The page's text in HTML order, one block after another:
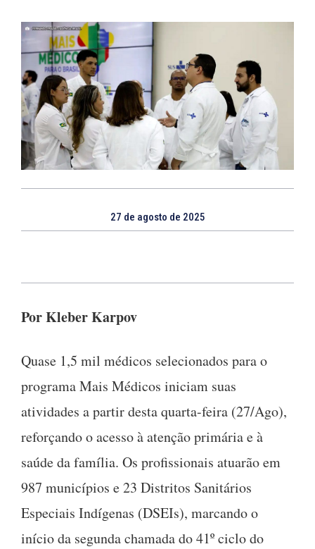
27 de agosto de 2025
Por Kleber Karpov
Quase 1,5 mil médicos selecionados para o
programa Mais Médicos iniciam suas
atividades a partir desta quarta-feira (27/Ago),
reforçando o acesso à atenção primária e à
saúde da família. Os profissionais atuarão em
987 municípios e 23 Distritos Sanitários
Especiais Indígenas (DSEIs), marcando o
início da segunda chamada do 41º ciclo do